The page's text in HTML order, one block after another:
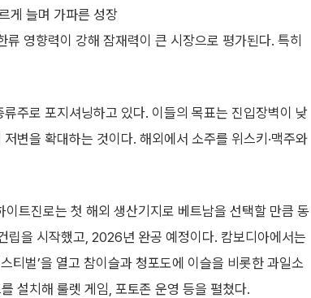
게 늘며 가파른 성장
영향력이 강해 잠재력이 큰 시장으로 평가된다. 특히
주로 포지셔닝하고 있다. 이들의 목표는 진입장벽이 낮
변을 확대하는 것이다. 해외에서 소주를 위스키·맥주와
이트진로는 첫 해외 생산기지로 베트남을 선택할 만큼 동
립을 시작했고, 2026년 완공 예정이다. 캄보디아에서는
티벌’을 열고 참이슬과 청포도에 이슬을 비롯한 과일소
설치해 룰렛 게임, 포토존 운영 등을 펼쳤다.